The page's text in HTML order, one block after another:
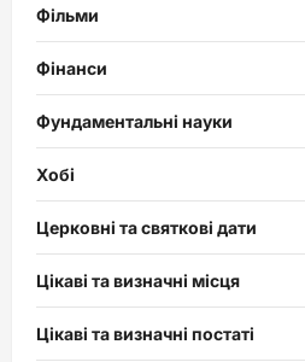
Фільми
Фінанси
Фундаментальні науки
Хобі
Церковні та святкові дати
Цікаві та визначні місця
Цікаві та визначні постаті